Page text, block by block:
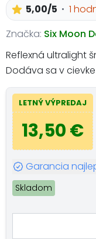
5,00/5
1
Značka: Six Moon
Reflexná ultralight
Dodáva sa v
LETNÝ VÝPREDAJ
13,50 €
Garancia
Skladom